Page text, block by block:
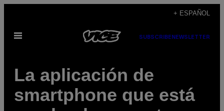
contenido
+ ESPAÑOL
Abrir
SUBSCRIBE NEWSLETTER
La aplicación de
smartphone que está